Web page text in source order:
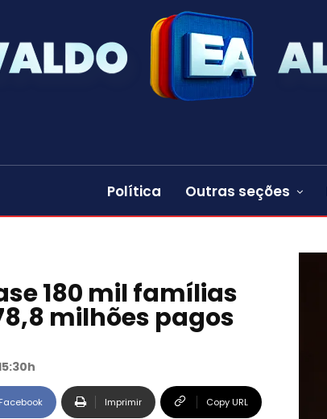
Política Outras seções
180 mil famílias
milhões pagos
Facebook Imprimir Copy URL